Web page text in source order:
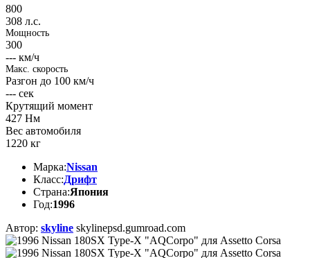
800
308 л.с.
Мощность
300
--- км/ч
Макс. скорость
Разгон до 100 км/ч
--- сек
Крутящий момент
427 Нм
Вес автомобиля
1220 кг
Марка:Nissan
Класс:Дрифт
Страна:Япония
Год:1996
Автор: skyline skylinepsd.gumroad.com